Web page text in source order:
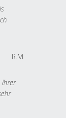
R.M.
Ihrer